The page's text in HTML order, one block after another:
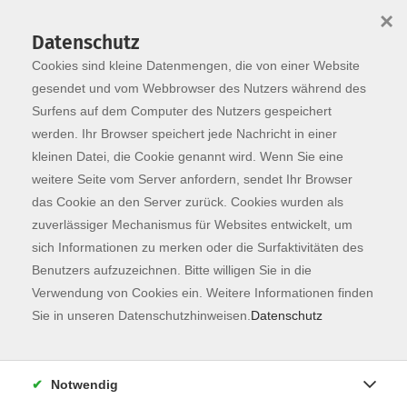
Skip to main content
You are here:
Programm
Der Kurs konnte nicht gefunden werden.
Kontaktformular
Impressum
AGB
Datenschutzerklärung
Datenschutz
Cookies sind kleine Datenmengen, die von einer Website
gesendet und vom Webbrowser des Nutzers während des
Surfens auf dem Computer des Nutzers gespeichert
werden. Ihr Browser speichert jede Nachricht in einer
kleinen Datei, die Cookie genannt wird. Wenn Sie eine
weitere Seite vom Server anfordern, sendet Ihr Browser
das Cookie an den Server zurück. Cookies wurden als
zuverlässiger Mechanismus für Websites entwickelt, um
sich Informationen zu merken oder die Surfaktivitäten des
Benutzers aufzuzeichnen. Bitte willigen Sie in die
Verwendung von Cookies ein. Weitere Informationen finden
Sie in unseren Datenschutzhinweisen. Datenschutz
×
Notwendig